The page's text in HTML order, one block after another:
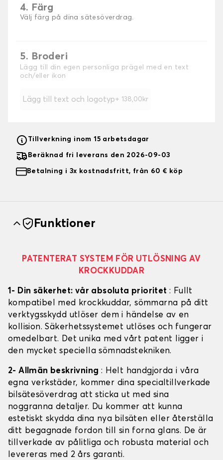
4. Färg
Välj färg på dina sätesöverdrag.
5. Broderi
Lägg till din egen personliga prägel med en text
och/eller ikon
Lägg till text och logotyp + 138,00kr
Tillverkning inom 15 arbetsdagar
Beräknad fri leverans den 2026-09-03
Betalning i 3x kostnadsfritt, från 60 € köp
Funktioner
PATENTERAT SYSTEM FÖR UTLÖSNING AV
KROCKKUDDAR
1- Din säkerhet: vår absoluta prioritet : Fullt
kompatibel med krockkuddar, sömmarna på ditt
verktygsskydd utlöser dem i händelse av en
kollision. Säkerhetssystemet utlöses och fungerar
omedelbart. Det unika med vårt patent ligger i
den mycket speciella sömnadstekniken.
2- Allmän beskrivning : Helt handgjorda i våra
egna verkstäder, kommer dina specialtillverkade
bilsätesöverdrag att sticka ut med sina
noggranna detaljer. Du kommer att kunna
estetiskt skydda dina nya bilsäten eller återställa
ditt begagnade fordon till sin forna glans. De är
tillverkade av pålitliga och robusta material och
levereras med 2 års garanti.